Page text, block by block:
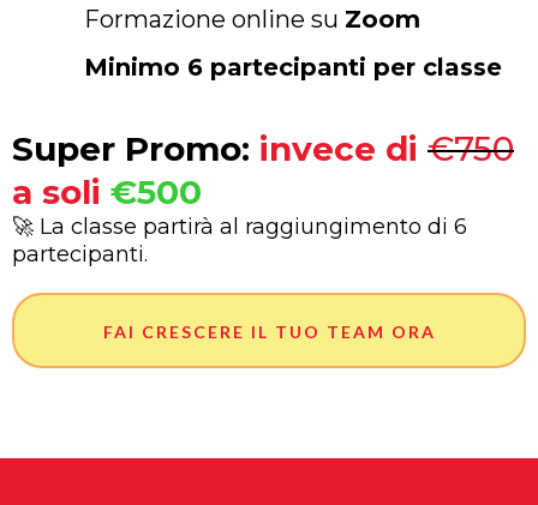
Formazione online su Zoom
Minimo 6 partecipanti per classe
Super Promo: invece di €750
a soli €500
🚀 La classe partirà al raggiungimento di 6
partecipanti.
FAI CRESCERE IL TUO TEAM ORA